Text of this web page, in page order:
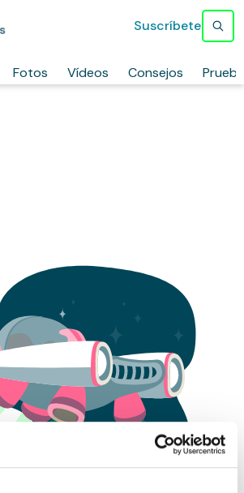
Fotos Vídeos Consejos
Suscríbete